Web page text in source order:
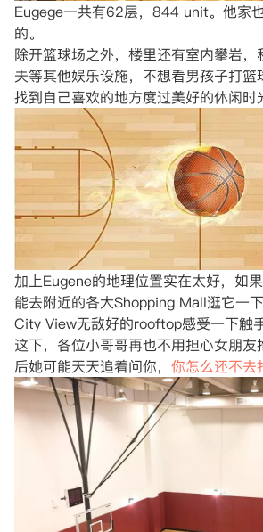
Eugege一共有62层，844 unit。他家
的。
除开篮球场之外，楼里还有室内攀岩，
夫等其他娱乐设施，不想看男孩子打篮
找到自己喜欢的地方度过美好的休闲时
加上Eugene的地理位置实在太好，如
能去附近的各大Shopping Mall逛它一
City View无敌好的rooftop感受一下触
这下，各位小哥哥再也不用担心女朋友
后她可能天天追着问你， 你怎么还不去